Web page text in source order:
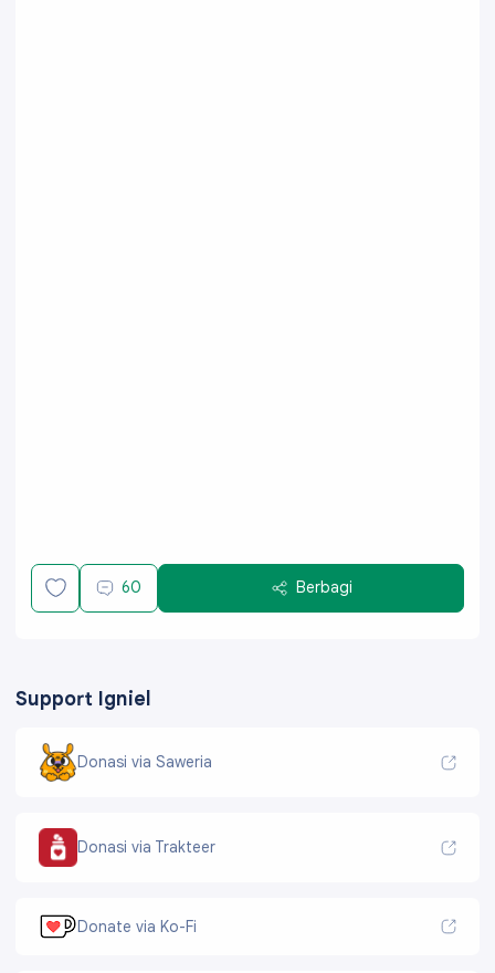
60 Berbagi
Support Igniel
Donasi via Saweria
Donasi via Trakteer
Donate via Ko-Fi